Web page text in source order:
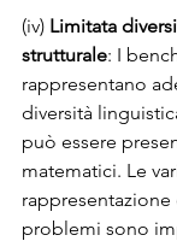
(iv) Limitata
strutturale: I
rappresentano
diversità
può essere
matematici. Le
problemi sono